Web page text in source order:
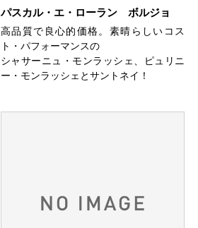
パスカル・エ・ローラン ボルジョ
高品質で良心的価格。素晴らしいコス
ト・パフォーマンスの
シャサーニュ・モンラッシェ、ピュリニ
ー・モンラッシェとサントネイ！